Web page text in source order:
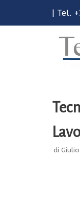
Vai
| Tel.
di